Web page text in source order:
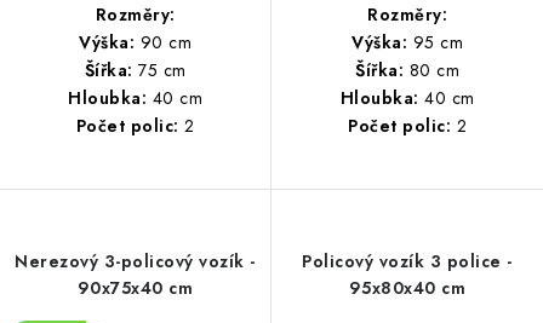
Rozměry:
Výška: 90 cm
Šířka: 75 cm
Hloubka: 40 cm
Počet polic: 2
Rozměry:
Výška: 95 cm
Šířka: 80 cm
Hloubka: 40 cm
Počet polic: 2
Nerezový 3-policový vozík -
90x75x40 cm
Policový vozík 3 police -
95x80x40 cm